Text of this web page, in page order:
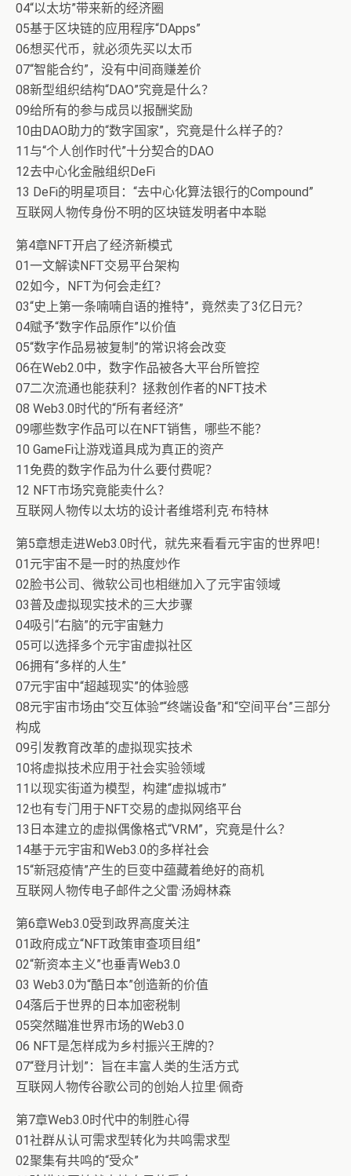
04“以太坊”带来新的经济圈
05基于区块链的应用程序“DApps”
06想买代币，就必须先买以太币
07“智能合约”，没有中间商赚差价
08新型组织结构“DAO”究竟是什么？
09给所有的参与成员以报酬奖励
10由DAO助力的“数字国家”，究竟是什么样子的？
11与“个人创作时代”十分契合的DAO
12去中心化金融组织DeFi
13 DeFi的明星项目：“去中心化算法银行的Compound”
互联网人物传身份不明的区块链发明者中本聪
第4章NFT开启了经济新模式
01一文解读NFT交易平台架构
02如今，NFT为何会走红？
03“史上第一条喃喃自语的推特”，竟然卖了3亿日元？
04赋予“数字作品原作”以价值
05“数字作品易被复制”的常识将会改变
06在Web2.0中，数字作品被各大平台所管控
07二次流通也能获利？拯救创作者的NFT技术
08 Web3.0时代的“所有者经济”
09哪些数字作品可以在NFT销售，哪些不能？
10 GameFi让游戏道具成为真正的资产
11免费的数字作品为什么要付费呢？
12 NFT市场究竟能卖什么？
互联网人物传以太坊的设计者维塔利克·布特林
第5章想走进Web3.0时代，就先来看看元宇宙的世界吧！
01元宇宙不是一时的热度炒作
02脸书公司、微软公司也相继加入了元宇宙领域
03普及虚拟现实技术的三大步骤
04吸引“右脑”的元宇宙魅力
05可以选择多个元宇宙虚拟社区
06拥有“多样的人生”
07元宇宙中“超越现实”的体验感
08元宇宙市场由“交互体验”“终端设备”和“空间平台”三部分
构成
09引发教育改革的虚拟现实技术
10将虚拟技术应用于社会实验领域
11以现实街道为模型，构建“虚拟城市”
12也有专门用于NFT交易的虚拟网络平台
13日本建立的虚拟偶像格式“VRM”，究竟是什么？
14基于元宇宙和Web3.0的多样社会
15“新冠疫情”产生的巨变中蕴藏着绝好的商机
互联网人物传电子邮件之父雷·汤姆林森
第6章Web3.0受到政界高度关注
01政府成立“NFT政策审查项目组”
02“新资本主义”也垂青Web3.0
03 Web3.0为“酷日本”创造新的价值
04落后于世界的日本加密税制
05突然瞄准世界市场的Web3.0
06 NFT是怎样成为乡村振兴王牌的？
07“登月计划”：旨在丰富人类的生活方式
互联网人物传谷歌公司的创始人拉里·佩奇
第7章Web3.0时代中的制胜心得
01社群从认可需求型转化为共鸣需求型
02聚集有共鸣的“受众”